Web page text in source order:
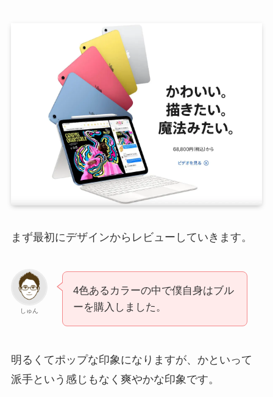
まず最初にデザインからレビューしていきます。
しゅん
4色あるカラーの中で僕自身はブル
ーを購入しました。
明るくてポップな印象になりますが、かといって
派手という感じもなく爽やかな印象です。